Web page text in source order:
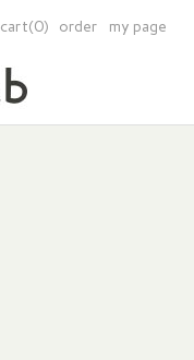
cart(0) order my page